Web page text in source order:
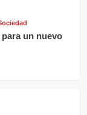
un nuevo